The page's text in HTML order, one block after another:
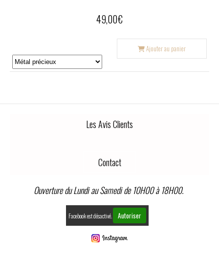
49,00€
Ajouter au panier
Les Avis Clients
Contact
Ouverture du Lundi au Samedi de 10H00 à 18H00.
Facebook est désactivé. Autoriser